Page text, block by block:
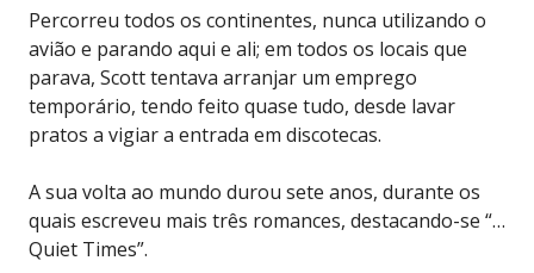
Percorreu todos os continentes, nunca utilizando o
avião e parando aqui e ali; em todos os locais que
parava, Scott tentava arranjar um emprego
temporário, tendo feito quase tudo, desde lavar
pratos a vigiar a entrada em discotecas.
A sua volta ao mundo durou sete anos, durante os
quais escreveu mais três romances, destacando-se “…
Quiet Times”.